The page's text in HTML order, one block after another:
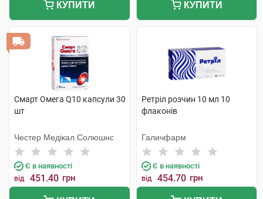
КУПИТИ КУПИТИ
Смарт Омега Q10 капсули 30
шт
Честер Медікал Солюшнс
Є в наявності
від 451.40 грн
Ретріл розчин 10 мл 10
флаконів
Галичфарм
Є в наявності
від 454.70 грн